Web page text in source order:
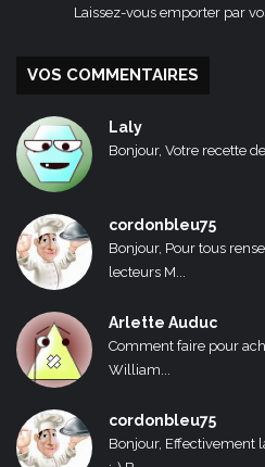
Laissez-vous emporter par
VOS COMMENTAIRES
Laly
Bonjour, Votre recette
cordonbleu75
Bonjour, Pour tous
lecteurs M...
Arlette Auduc
Comment faire pour
William...
cordonbleu75
Bonjour, Effectivement